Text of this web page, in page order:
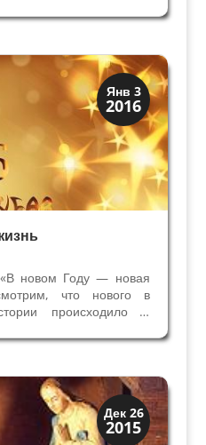
чтобы выразить
Янв 3
2016
«В новом Году — новая
что нового в
происходило 1
404 год - Монах
Дек 26
2015